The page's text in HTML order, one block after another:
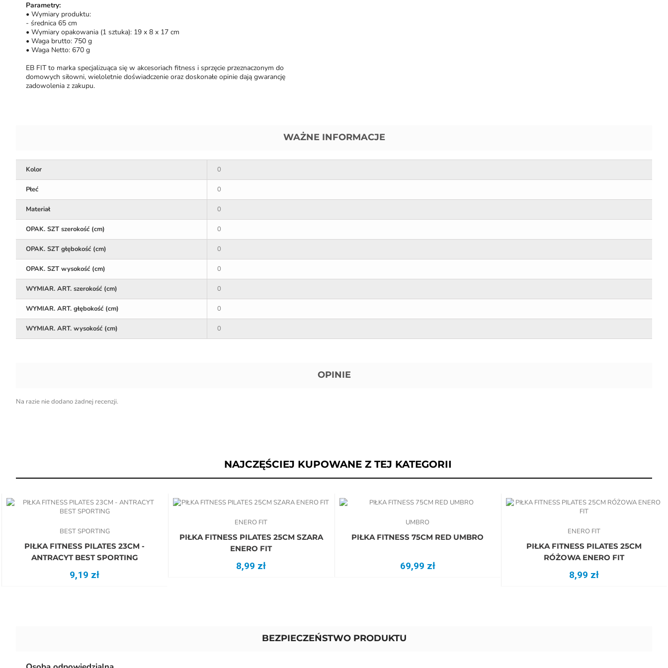
Parametry:
• Wymiary produktu:
- średnica 65 cm
• Wymiary opakowania (1 sztuka): 19 x 8 x 17 cm
• Waga brutto: 750 g
• Waga Netto: 670 g
EB FIT to marka specjalizuąca się w akcesoriach fitness i sprzęcie przeznaczonym do
domowych siłowni, wieloletnie doświadczenie oraz doskonałe opinie dają gwarancję
zadowolenia z zakupu.
WAŻNE INFORMACJE
Kolor 0
Płeć 0
Materiał 0
OPAK. SZT szerokość (cm) 0
OPAK. SZT głębokość (cm) 0
OPAK. SZT wysokość (cm) 0
WYMIAR. ART. szerokość (cm) 0
WYMIAR. ART. głębokość (cm) 0
WYMIAR. ART. wysokość (cm) 0
OPINIE
Na razie nie dodano żadnej recenzji.
NAJCZĘŚCIEJ KUPOWANE Z TEJ KATEGORII
BEST SPORTING
PIŁKA FITNESS PILATES 23CM -
ANTRACYT BEST SPORTING
9,19 zł
ENERO FIT
PIŁKA FITNESS PILATES 25CM SZARA
ENERO FIT
8,99 zł
UMBRO
PIŁKA FITNESS 75CM RED UMBRO
69,99 zł
ENERO FIT
PIŁKA FITNESS PILATES 25CM
RÓŻOWA ENERO FIT
8,99 zł
BEZPIECZEŃSTWO PRODUKTU